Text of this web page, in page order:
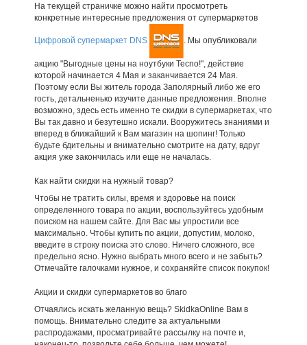
На текущей страничке можно найти просмотреть
конкретные интересные предложения от супермаркетов
Цифровой супермаркет DNS . Мы опубликовали
акцию "Выгодные цены на ноутбуки Tecno!", действие
которой начинается 4 Мая и заканчивается 24 Мая.
Поэтому если Вы житель города Заполярный либо же его
гость, детальненько изучите данные предложения. Вполне
возможно, здесь есть именно те скидки в супермаркетах, что
Вы так давно и безутешно искали. Вооружитесь знаниями и
вперед в ближайший к Вам магазин на шопинг! Только
будьте бдительны и внимательно смотрите на дату, вдруг
акция уже закончилась или еще не началась.
Как найти скидки на нужный товар?
Чтобы не тратить силы, время и здоровье на поиск
определенного товара по акции, воспользуйтесь удобным
поиском на нашем сайте. Для Вас мы упростили все
максимально. Чтобы купить по акции, допустим, молоко,
введите в строку поиска это слово. Ничего сложного, все
предельно ясно. Нужно выбрать много всего и не забыть?
Отмечайте галочками нужное, и сохраняйте список покупок!
Акции и скидки супермаркетов во благо
Отчаялись искать желанную вещь? SkidkaOnline Вам в
помощь. Внимательно следите за актуальными
распродажами, просматривайте рассылку на почте и,